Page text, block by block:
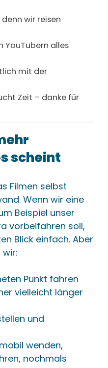
wir reisen
YouTubern alles
mit der
Zeit – danke für
scheint
Filmen selbst
Wenn wir eine
Beispiel unser
vorbeifahren soll,
Blick einfach. Aber
Punkt fahren
vielleicht länger
und
wenden,
nochmals